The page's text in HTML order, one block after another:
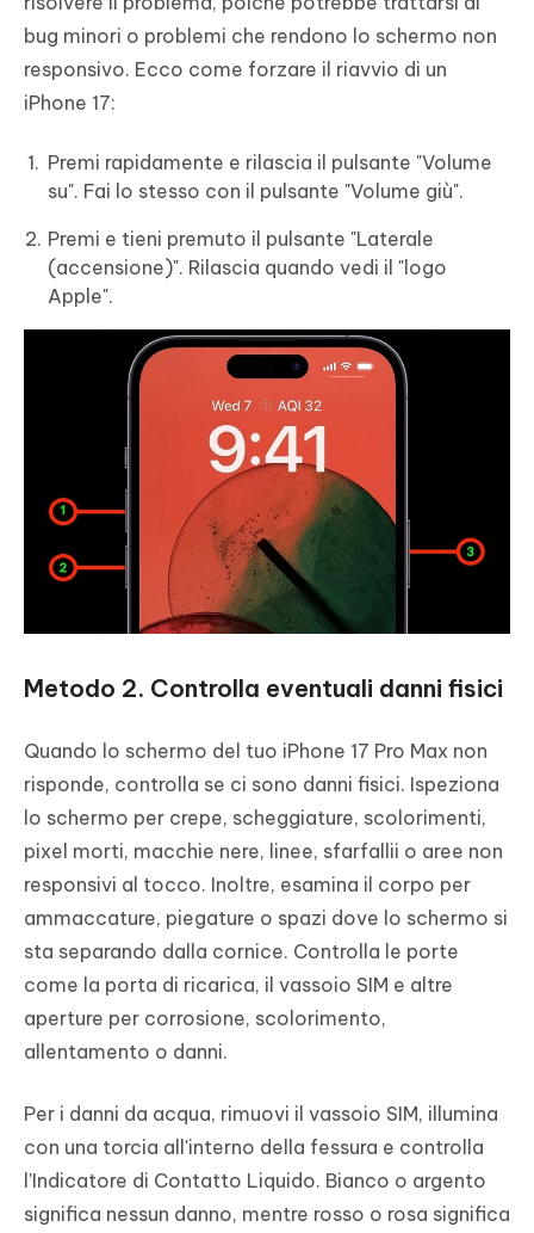
bug minori o problemi che rendono lo schermo non
responsivo. Ecco come forzare il riavvio di un
iPhone 17:
Premi rapidamente e rilascia il pulsante "Volume
su". Fai lo stesso con il pulsante "Volume giù".
Premi e tieni premuto il pulsante "Laterale
(accensione)". Rilascia quando vedi il "logo
Apple".
Metodo 2. Controlla eventuali danni fisici
Quando lo schermo del tuo iPhone 17 Pro Max non
risponde, controlla se ci sono danni fisici. Ispeziona
lo schermo per crepe, scheggiature, scolorimenti,
pixel morti, macchie nere, linee, sfarfallii o aree non
responsivi al tocco. Inoltre, esamina il corpo per
ammaccature, piegature o spazi dove lo schermo si
sta separando dalla cornice. Controlla le porte
come la porta di ricarica, il vassoio SIM e altre
aperture per corrosione, scolorimento,
allentamento o danni.
Per i danni da acqua, rimuovi il vassoio SIM, illumina
con una torcia all'interno della fessura e controlla
l'Indicatore di Contatto Liquido. Bianco o argento
significa nessun danno, mentre rosso o rosa significa